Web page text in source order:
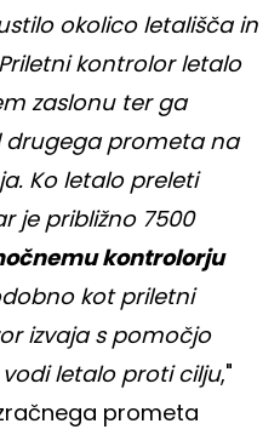
okolico letališča in
kontrolor letalo
zaslonu ter ga
drugega prometa na
Ko letalo preleti
je približno 7500
kontrolorju
kot priletni
izvaja s pomočjo
letalo proti cilju,"
prometa